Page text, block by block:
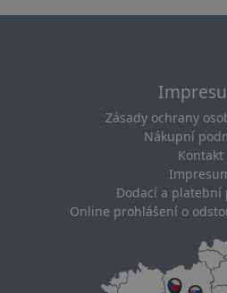
Zásady ochrany
Nákupní
Kontakt
Dodací a platební
Online prohlášení o